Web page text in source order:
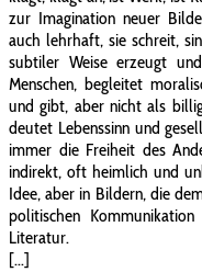
zur Imagination neuer
auch lehrhaft, sie schreit,
subtiler Weise erzeugt
Menschen, begleitet
und gibt, aber nicht als
deutet Lebenssinn und
immer die Freiheit des
indirekt, oft heimlich und
Idee, aber in Bildern, die
politischen
Literatur.
[...]